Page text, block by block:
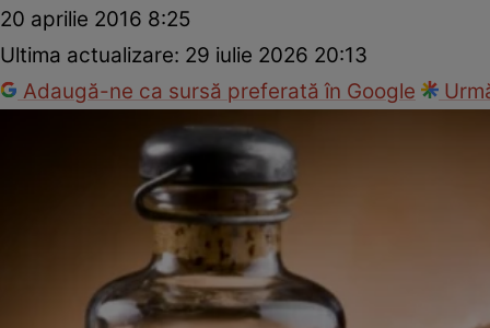
20 aprilie 2016 8:25
Ultima actualizare: 29 iulie 2026 20:13
Adaugă-ne ca sursă preferată în Google